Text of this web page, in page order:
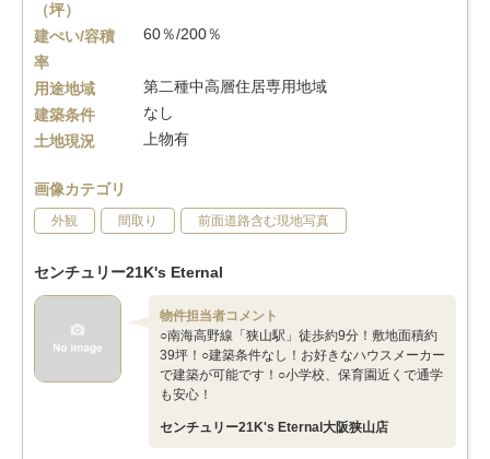
（坪）
建ぺい/容積
率
60％/200％
用途地域
第二種中高層住居専用地域
建築条件
なし
土地現況
上物有
画像カテゴリ
外観 間取り 前面道路含む現地写真
センチュリー21K's Eternal
物件担当者コメント
○南海高野線「狭山駅」徒歩約9分！敷地面積約
39坪！○建築条件なし！お好きなハウスメーカー
で建築が可能です！○小学校、保育園近くで通学
も安心！
センチュリー21K's Eternal大阪狭山店